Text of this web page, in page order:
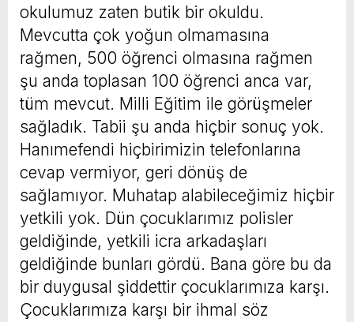
okulumuz zaten butik bir okuldu.
Mevcutta çok yoğun olmamasına
rağmen, 500 öğrenci olmasına rağmen
şu anda toplasan 100 öğrenci anca var,
tüm mevcut. Milli Eğitim ile görüşmeler
sağladık. Tabii şu anda hiçbir sonuç yok.
Hanımefendi hiçbirimizin telefonlarına
cevap vermiyor, geri dönüş de
sağlamıyor. Muhatap alabileceğimiz hiçbir
yetkili yok. Dün çocuklarımız polisler
geldiğinde, yetkili icra arkadaşları
geldiğinde bunları gördü. Bana göre bu da
bir duygusal şiddettir çocuklarımıza karşı.
Çocuklarımıza karşı bir ihmal söz